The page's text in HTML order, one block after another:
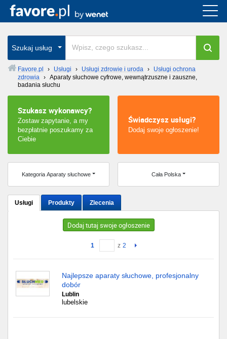
Szukaj usług
Favore.pl › Usługi › Usługi zdrowie i uroda ›
Usługi ochrona
zdrowia › Aparaty słuchowe cyfrowe, wewnątrzuszne i zauszne,
badania słuchu
Szukasz wykonawcy?
Zostaw zapytanie, a my
bezpłatnie poszukamy za
Ciebie
Świadczysz usługi?
Dodaj swoje ogłoszenie!
Kategoria Aparaty słuchowe Cała Polska
Usługi Produkty Zlecenia
Dodaj tutaj swoje ogłoszenie
1 z 2
Najlepsze aparaty słuchowe, profesjonalny
dobór
Lublin
lubelskie
Cała Polska
wszystkie w całym kraju
Warszawa
Wrocław
Kraków
Poznań
Łódź
Katowice
Chorzów
Lublin